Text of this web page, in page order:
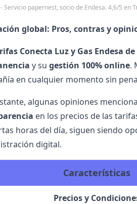
Servicio papernest, socio de Endesa. 4,6/5
global: Pros, contras y
Conecta Luzy Gas Endesa de
y su gestión 100% online.
en cualquier momento sin
algunas opiniones
en los precios de las
horas del día, siguen siendo
digital.
Características
Precios y